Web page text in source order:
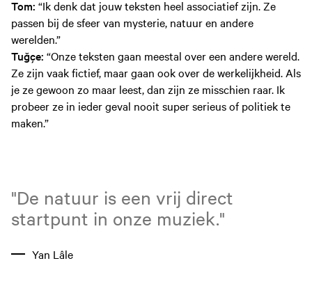
Tom: “Ik denk dat jouw teksten heel associatief zijn. Ze
passen bij de sfeer van mysterie, natuur en andere
werelden.”
Tuğçe: “Onze teksten gaan meestal over een andere wereld.
Ze zijn vaak fictief, maar gaan ook over de werkelijkheid. Als
je ze gewoon zo maar leest, dan zijn ze misschien raar. Ik
probeer ze in ieder geval nooit super serieus of politiek te
maken.”
"De natuur is een vrij direct
startpunt in onze muziek."
Yan Lâle